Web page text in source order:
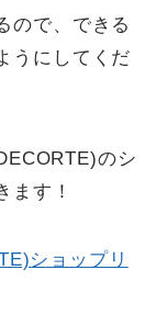
ので、できる
うにしてくだ
のシ
ます！
ショップリ